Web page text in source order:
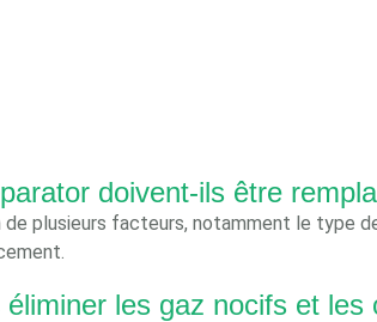
doivent-ils être
plusieurs facteurs, notamment le type
les gaz nocifs et les